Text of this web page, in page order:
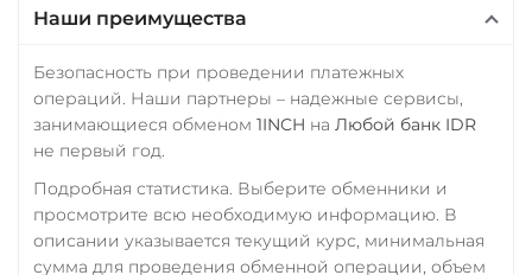
Tezos (XTZ)
TrueUSD (TUSD)
ERC20 TRC20
Uniswap (UNI)
ERC20
Наши преимущества
Безопасность при проведении платежных
операций. Наши партнеры – надежные сервисы,
занимающиеся обменом 1INCH на Любой банк IDR
не первый год.
Подробная статистика. Выберите обменники и
просмотрите всю необходимую информацию. В
описании указывается текущий курс, минимальная
сумма для проведения обменной операции, объем